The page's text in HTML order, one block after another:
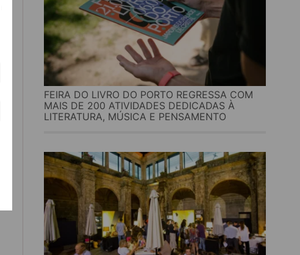
FEIRA DO LIVRO DO PORTO REGRESSA COM
MAIS DE 200 ATIVIDADES DEDICADAS À
LITERATURA, MÚSICA E PENSAMENTO